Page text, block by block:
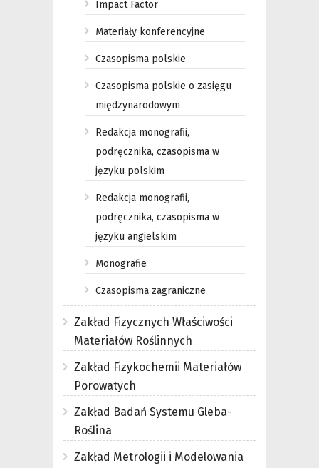
Impact Factor
Materiały konferencyjne
Czasopisma polskie
Czasopisma polskie o zasięgu
międzynarodowym
Redakcja monografii,
podręcznika, czasopisma w
języku polskim
Redakcja monografii,
podręcznika, czasopisma w
języku angielskim
Monografie
Czasopisma zagraniczne
Zakład Fizycznych Właściwości
Materiałów Roślinnych
Zakład Fizykochemii Materiałów
Porowatych
Zakład Badań Systemu Gleba-
Roślina
Zakład Metrologii i Modelowania